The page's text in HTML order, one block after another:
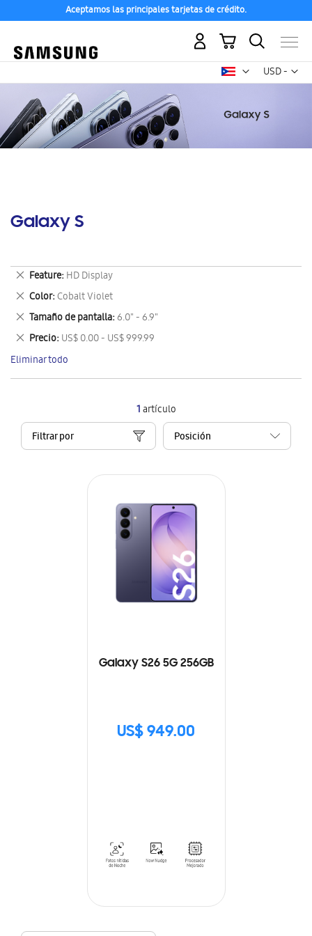
Aceptamos las principales tarjetas de crédito.
USD -
dólar
Mi carrito
Galaxy S
1artículo
Filtrar por
Galaxy S26 5G 256GB
US$ 949.00
Feature HD Display
Eliminar
este
artículo
Color Cobalt Violet
Eliminar
este
artículo
Tamaño de pantalla 6.0" - 6.9"
Eliminar
este
artículo
Precio US$ 0.00 - US$ 999.99
Eliminar
este
artículo
Eliminar todo